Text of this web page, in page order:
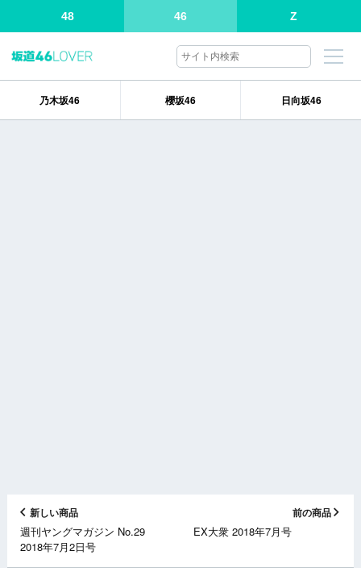
48 46 Z
乃木坂46 櫻坂46 日向坂46
新しい商品
週刊ヤングマガジン No.29
2018年7月2日号
前の商品
EX大衆 2018年7月号